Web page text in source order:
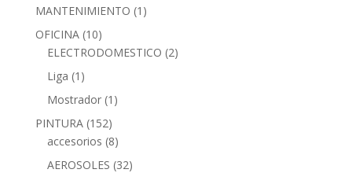
MANTENIMIENTO (1)
OFICINA (10)
ELECTRODOMESTICO (2)
Liga (1)
Mostrador (1)
PINTURA (152)
accesorios (8)
AEROSOLES (32)